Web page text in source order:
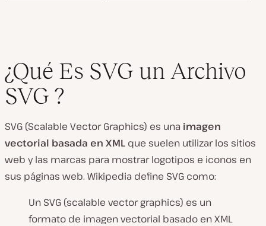
¿Qué Es SVG un Archivo
SVG ?
SVG (Scalable Vector Graphics) es una imagen
vectorial basada en XML que suelen utilizar los sitios
web y las marcas para mostrar logotipos e iconos en
sus páginas web. Wikipedia define SVG como:
Un SVG (scalable vector graphics) es un
formato de imagen vectorial basado en XML